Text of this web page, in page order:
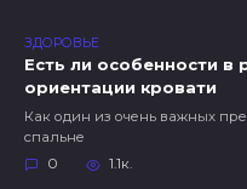
ЗДОРОВЬЕ
Есть ли особенности в
ориентации кровати
Как один из очень важных
спальне
0
1.1к.